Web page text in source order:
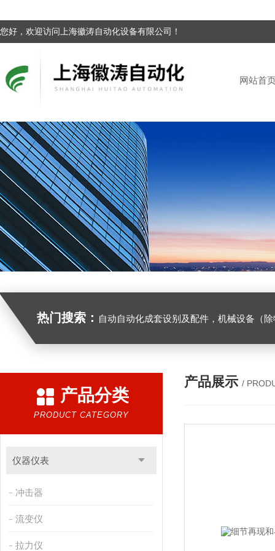
您好，欢迎访问上海徽涛自动化设备有限公司！
网站首
热门搜索： 自动自动化成套设别及配件，机械设备（除特种设备）及配件制造，加工（以上限分支机构经营），设计，批发，零售，模具，五金制品，工具加工（限分支机构经营），设计，批发，零售。五金交电，金属材料，金属制品，不锈钢制品，建筑材料，钢材，橡塑制品，环保设备，润滑剂，汽车配件，摩托车配件的批发，零售。（企业经营涉及行政许可的，凭许可证件经营）化成套设别及配件，机械设备（除特种设
产品分类
PRODUCT CATEGORY
仪器仪表
冲击器
流变仪
拉力仪
产品展示 /